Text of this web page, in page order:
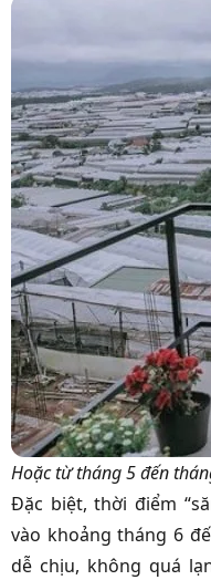
Hoặc từ tháng 5 đến
Đặc biệt, thời điểm
vào khoảng tháng 6
dễ chịu, không quá